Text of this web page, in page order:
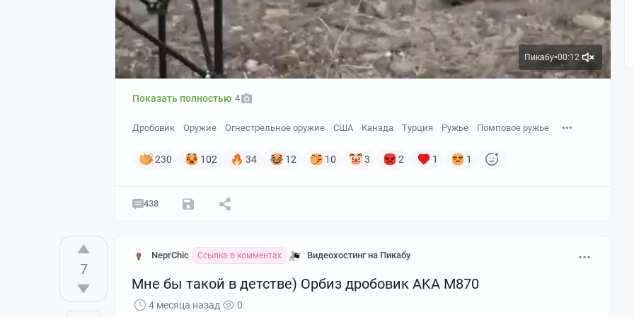
Пикабу●00:12
Показать полностью 4
Дробовик Оружие Огнестрельное оружие США Канада Турция Ружье Помповое ружье
230 102 34 12 10 3 2 1 1
438
7
NeprChic Ссылка в комментах Видеохостинг на Пикабу
Мне бы такой в детстве) Орбиз дробовик AKA M870
4 месяца назад 0